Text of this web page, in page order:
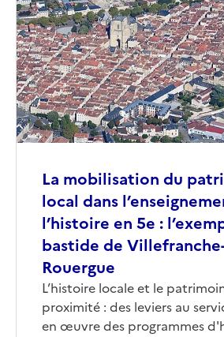
La mobilisation du
local dans
l’histoire en 5e :
bastide de
Rouergue
Corps
L’histoire locale et le
proximité : des leviers au
en œuvre des programmes
couverture
(conseillée)